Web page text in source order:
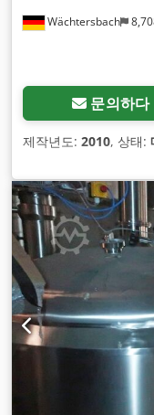
Wächtersbach
문의하다
제작년도: 2010, 상태: